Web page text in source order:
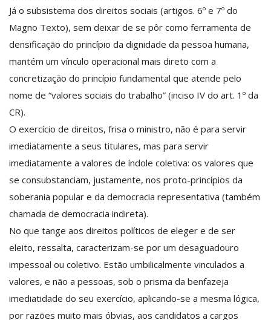
Já o subsistema dos direitos sociais (artigos. 6º e 7º do
Magno Texto), sem deixar de se pôr como ferramenta de
densificação do princípio da dignidade da pessoa humana,
mantém um vínculo operacional mais direto com a
concretização do princípio fundamental que atende pelo
nome de “valores sociais do trabalho” (inciso IV do art. 1º da
CR).
O exercício de direitos, frisa o ministro, não é para servir
imediatamente a seus titulares, mas para servir
imediatamente a valores de índole coletiva: os valores que
se consubstanciam, justamente, nos proto-princípios da
soberania popular e da democracia representativa (também
chamada de democracia indireta).
No que tange aos direitos políticos de eleger e de ser
eleito, ressalta, caracterizam-se por um desaguadouro
impessoal ou coletivo. Estão umbilicalmente vinculados a
valores, e não a pessoas, sob o prisma da benfazeja
imediatidade do seu exercício, aplicando-se a mesma lógica,
por razões muito mais óbvias, aos candidatos a cargos